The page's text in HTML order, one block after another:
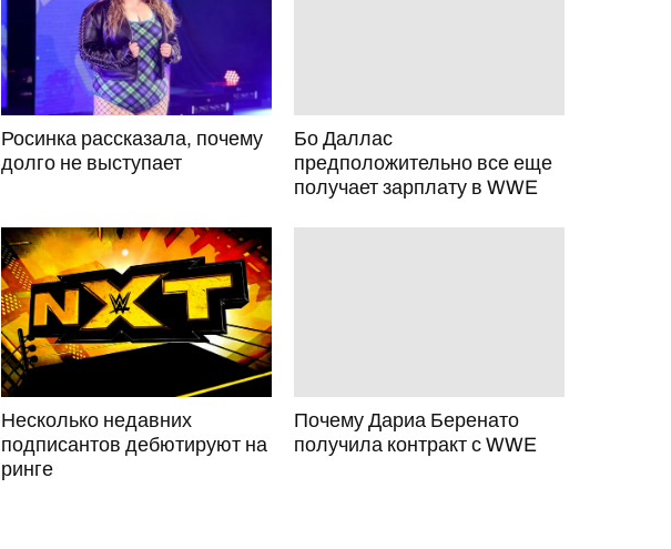
Росинка рассказала, почему
долго не выступает
Бо Даллас
предположительно все еще
получает зарплату в WWE
Несколько недавних
подписантов дебютируют на
ринге
Почему Дариа Беренато
получила контракт с WWE